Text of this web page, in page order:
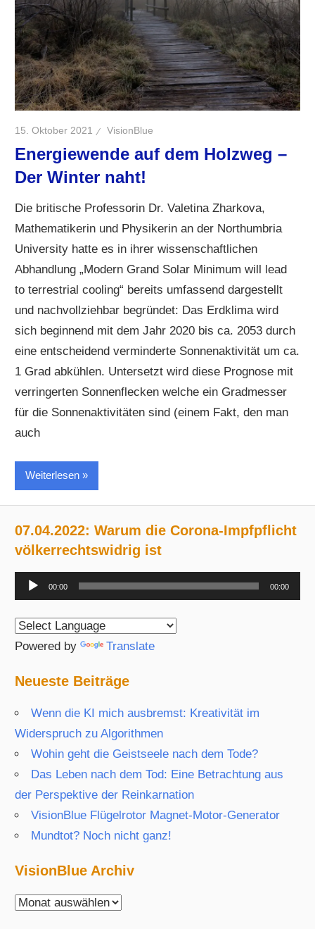
15. Oktober 2021 VisionBlue
Energiewende auf dem Holzweg –
Der Winter naht!
Die britische Professorin Dr. Valetina Zharkova,
Mathematikerin und Physikerin an der Northumbria
University hatte es in ihrer wissenschaftlichen
Abhandlung „Modern Grand Solar Minimum will lead
to terrestrial cooling“ bereits umfassend dargestellt
und nachvollziehbar begründet: Das Erdklima wird
sich beginnend mit dem Jahr 2020 bis ca. 2053 durch
eine entscheidend verminderte Sonnenaktivität um ca.
1 Grad abkühlen. Untersetzt wird diese Prognose mit
verringerten Sonnenflecken welche ein Gradmesser
für die Sonnenaktivitäten sind (einem Fakt, den man
auch
Weiterlesen
07.04.2022: Warum die Corona-Impfpflicht
völkerrechtswidrig ist
Audio-
Player
00:00 00:00
Powered by Translate
Neueste Beiträge
Wenn die KI mich ausbremst: Kreativität im
Widerspruch zu Algorithmen
Wohin geht die Geistseele nach dem Tode?
Das Leben nach dem Tod: Eine Betrachtung aus
der Perspektive der Reinkarnation
VisionBlue Flügelrotor Magnet-Motor-Generator
Mundtot? Noch nicht ganz!
VisionBlue Archiv
VisionBlue